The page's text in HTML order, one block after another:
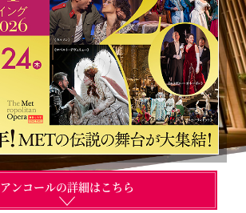
アンコールの詳細はこちら